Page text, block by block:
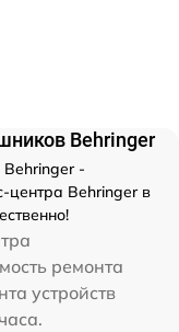
Behringer
-
центра Behringer в
ремонта
устройств